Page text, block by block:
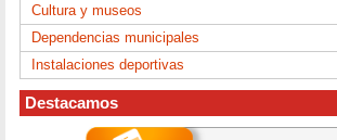
Cultura y museos
Dependencias municipales
Instalaciones deportivas
Destacamos